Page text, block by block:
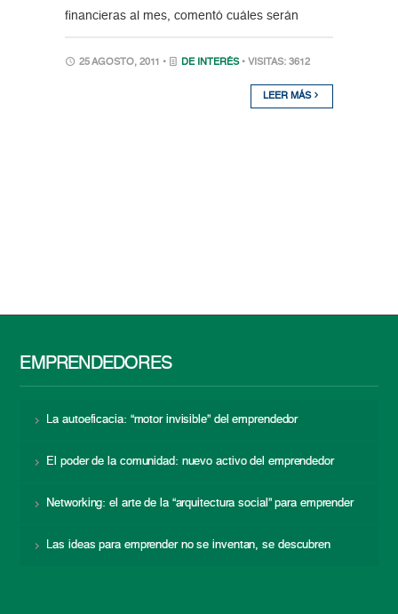
financieras al mes, comentó cuáles serán
25 AGOSTO, 2011 • DE INTERÉS • VISITAS: 3612
LEER MÁS
EMPRENDEDORES
La autoeficacia: “motor invisible” del emprendedor
El poder de la comunidad: nuevo activo del emprendedor
Networking: el arte de la “arquitectura social” para emprender
Las ideas para emprender no se inventan, se descubren